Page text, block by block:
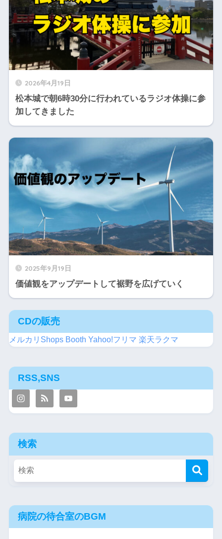
2026年4月19日
松本城で朝6時30分に行われているラジオ体操に参
加してきました
2025年9月19日
価値観をアップデートして裾野を広げていく
CDの販売
メルカリShops Booth Yahoo!フリマ 楽天ラクマ
RSS,SNS
検索
病院の待合室のBGM